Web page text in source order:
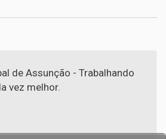
de Assunção - Trabalhando
vez melhor.